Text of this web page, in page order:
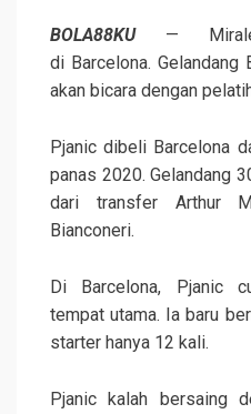
BOLA88KU—
di Barcelona.
akan bicara dengan
Pjanic dibeli Barcelona
panas 2020. Gelandang
dari transfer Arthur
Bianconeri.
Di Barcelona, Pjanic
tempat utama. Ia baru
starter hanya 12 kali.
Pjanic kalah bersaing